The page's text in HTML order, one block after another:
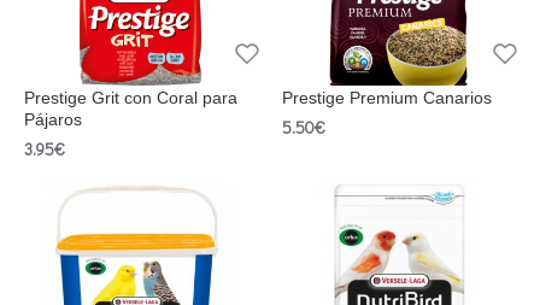
Prestige Grit con Coral para
Pájaros
3.95€
Prestige Premium Canarios
5.50€